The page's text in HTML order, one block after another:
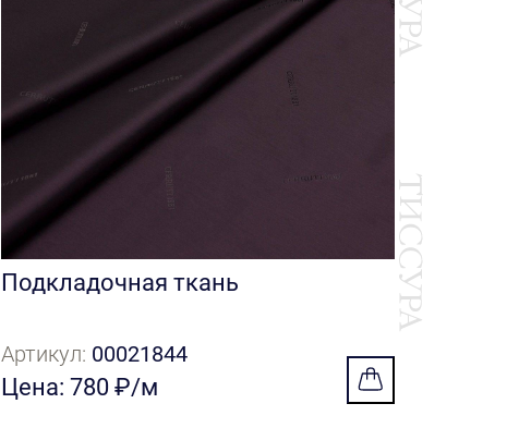
Подкладочная ткань
Артикул: 00021844
Цена: 780 ₽/м
Артикул:
Цена: